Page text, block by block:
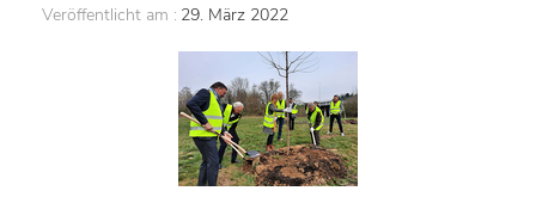
Veröffentlicht am : 29. März 2022